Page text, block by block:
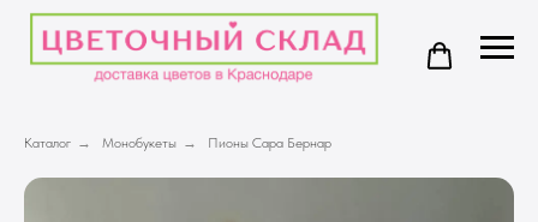
Каталог → Монобукеты → Пионы Сара Бернар